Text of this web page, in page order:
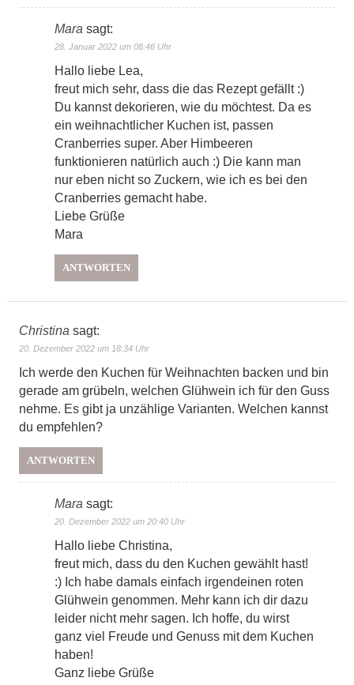
Mara sagt:
28. Januar 2022 um 08:46 Uhr
Hallo liebe Lea,
freut mich sehr, dass die das Rezept gefällt :)
Du kannst dekorieren, wie du möchtest. Da es
ein weihnachtlicher Kuchen ist, passen
Cranberries super. Aber Himbeeren
funktionieren natürlich auch :) Die kann man
nur eben nicht so Zuckern, wie ich es bei den
Cranberries gemacht habe.
Liebe Grüße
Mara
ANTWORTEN
Christina sagt:
20. Dezember 2022 um 18:34 Uhr
Ich werde den Kuchen für Weihnachten backen und bin
gerade am grübeln, welchen Glühwein ich für den Guss
nehme. Es gibt ja unzählige Varianten. Welchen kannst
du empfehlen?
ANTWORTEN
Mara sagt:
20. Dezember 2022 um 20:40 Uhr
Hallo liebe Christina,
freut mich, dass du den Kuchen gewählt hast!
:) Ich habe damals einfach irgendeinen roten
Glühwein genommen. Mehr kann ich dir dazu
leider nicht mehr sagen. Ich hoffe, du wirst
ganz viel Freude und Genuss mit dem Kuchen
haben!
Ganz liebe Grüße